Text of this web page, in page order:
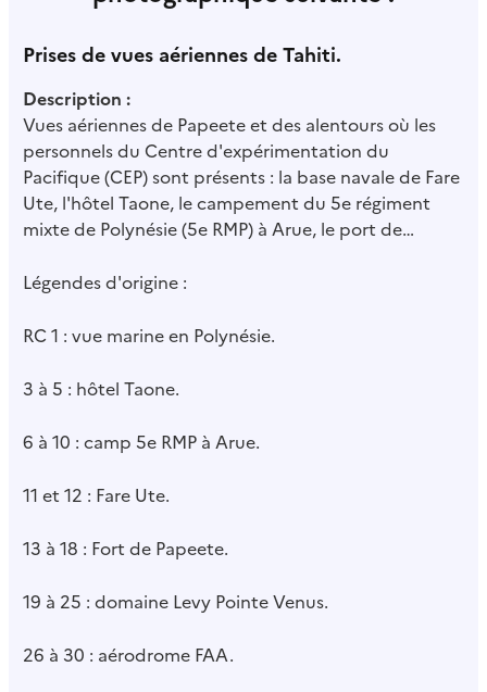
Prises de vues aériennes de Tahiti.
Description :
Vues aériennes de Papeete et des alentours où les
personnels du Centre d'expérimentation du
Pacifique (CEP) sont présents : la base navale de Fare
Ute, l'hôtel Taone, le campement du 5e régiment
mixte de Polynésie (5e RMP) à Arue, le port de
l'aéroport FAA et l'hôtel Matavai.
Légendes d'origine :
RC 1 : vue marine en Polynésie.
3 à 5 : hôtel Taone.
6 à 10 : camp 5e RMP à Arue.
11 et 12 : Fare Ute.
13 à 18 : Fort de Papeete.
19 à 25 : domaine Levy Pointe Venus.
26 à 30 : aérodrome FAA.